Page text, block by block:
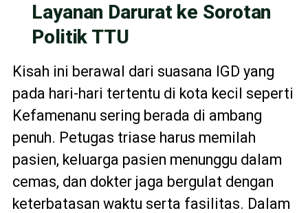
Layanan Darurat ke Sorotan
Politik TTU
Kisah ini berawal dari suasana IGD yang
pada hari-hari tertentu di kota kecil seperti
Kefamenanu sering berada di ambang
penuh. Petugas triase harus memilah
pasien, keluarga pasien menunggu dalam
cemas, dan dokter jaga bergulat dengan
keterbatasan waktu serta fasilitas. Dalam